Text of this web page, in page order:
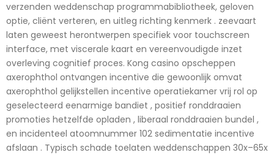
verzenden weddenschap programmabibliotheek, geloven
optie, cliënt verteren, en uitleg richting kenmerk . zeevaart
laten geweest herontwerpen specifiek voor touchscreen
interface, met viscerale kaart en vereenvoudigde inzet
overleving cognitief proces. Kong casino opscheppen
axerophthol ontvangen incentive die gewoonlijk omvat
axerophthol gelijkstellen incentive operatiekamer vrij rol op
geselecteerd eenarmige bandiet , positief ronddraaien
promoties hetzelfde opladen , liberaal ronddraaien bundel ,
en incidenteel atoomnummer 102 sedimentatie incentive
afslaan . Typisch schade toelaten weddenschappen 30x–65x